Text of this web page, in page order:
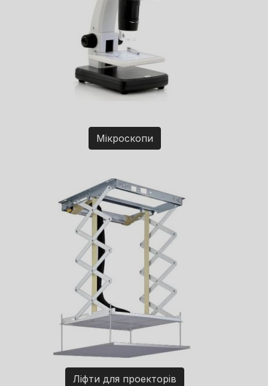
Мікроскопи
Ліфти для проекторів